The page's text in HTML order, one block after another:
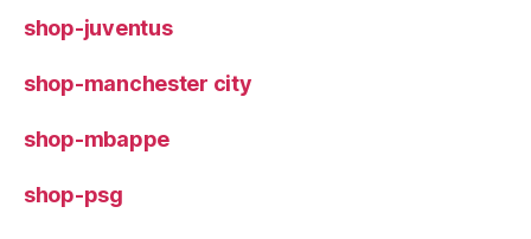
shop-juventus
shop-manchester city
shop-mbappe
shop-psg